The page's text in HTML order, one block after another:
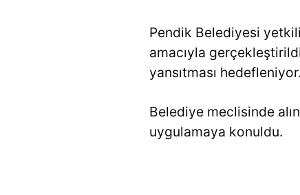
Pendik Belediyesi
amacıyla
yansıtması hedefleniyor.
Belediye meclisinde
uygulamaya konuldu.